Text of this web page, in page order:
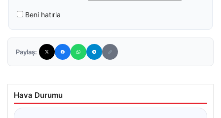
Beni hatırla
Paylaş:
Hava Durumu